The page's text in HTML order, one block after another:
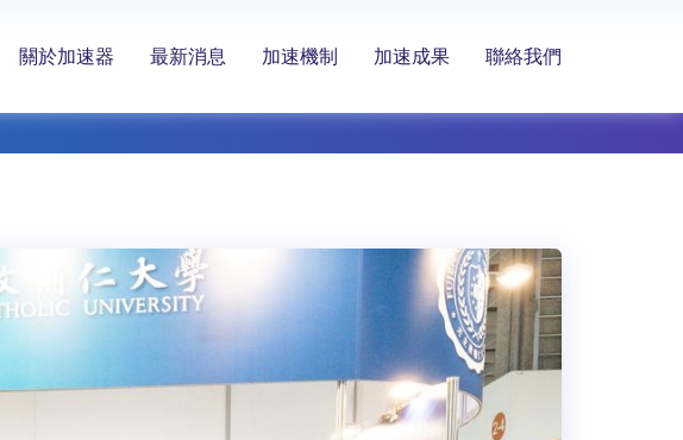
關於加速器 最新消息 加速機制 加速成果 聯絡我們